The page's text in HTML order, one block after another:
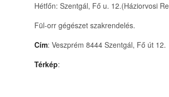
Hétfőn: Szentgál, Fő u. 12.(Háziorvosi
Fül-orr gégészet szakrendelés.
Cím: Veszprém 8444 Szentgál, Fő út 12.
Térkép: